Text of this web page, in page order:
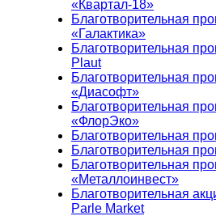
«Квартал-18»
Благотворительная
«Галактика»
Благотворительная
Plaut
Благотворительная
«Диасофт»
Благотворительная
«ФлорЭко»
Благотворительная
Благотворительная
Благотворительная
«Металлоинвест»
Благотворительная
Parle Market